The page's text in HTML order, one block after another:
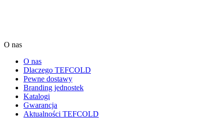
O nas
O nas
Dlaczego TEFCOLD
Pewne dostawy
Branding jednostek
Katalogi
Gwarancja
Aktualności TEFCOLD